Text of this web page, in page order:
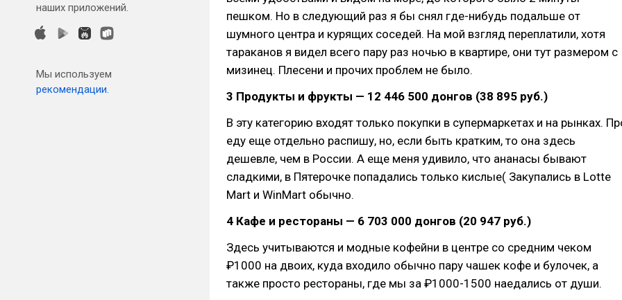
наших приложений.
Мы используем
рекомендации.
пешком. Но в следующий раз я бы снял где-нибудь подальше от
шумного центра и курящих соседей. На мой взгляд переплатили, хотя
тараканов я видел всего пару раз ночью в квартире, они тут размером с
мизинец. Плесени и прочих проблем не было.
3 Продукты и фрукты — 12 446 500 донгов (38 895 руб.)
В эту категорию входят только покупки в супермаркетах и на рынках.
еду еще отдельно распишу, но, если быть кратким, то она здесь
дешевле, чем в России. А еще меня удивило, что ананасы бывают
сладкими, в Пятерочке попадались только кислые( Закупались в Lotte
Mart и WinMart обычно.
4 Кафе и рестораны — 6 703 000 донгов (20 947 руб.)
Здесь учитываются и модные кофейни в центре со средним чеком
₽1000 на двоих, куда входило обычно пару чашек кофе и булочек, а
также просто рестораны, где мы за ₽1000-1500 наедались от души.